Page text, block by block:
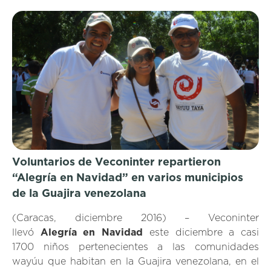
Voluntarios de Veconinter repartieron
“Alegría en Navidad” en varios municipios
de la Guajira venezolana
(Caracas, diciembre 2016) – Veconinter
llevó Alegría en Navidad
este diciembre a casi
1700 niños pertenecientes a las comunidades
wayúu que habitan en la Guajira venezolana, en el